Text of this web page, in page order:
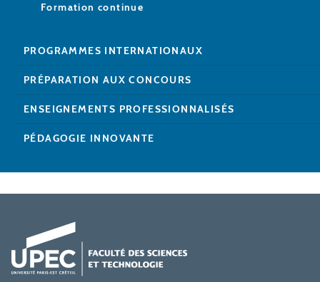
Formation continue
PROGRAMMES INTERNATIONAUX
PRÉPARATION AUX CONCOURS
ENSEIGNEMENTS PROFESSIONNALISÉS
PÉDAGOGIE INNOVANTE